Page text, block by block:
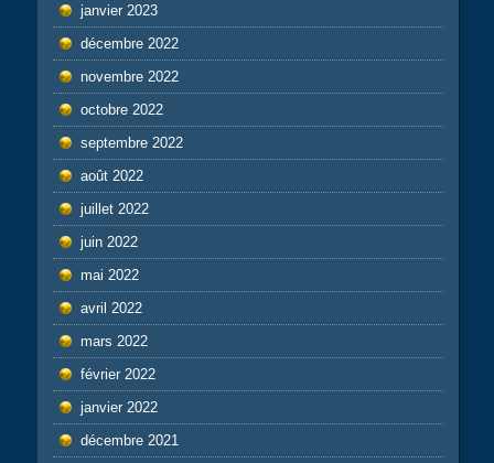
janvier 2023
décembre 2022
novembre 2022
octobre 2022
septembre 2022
août 2022
juillet 2022
juin 2022
mai 2022
avril 2022
mars 2022
février 2022
janvier 2022
décembre 2021